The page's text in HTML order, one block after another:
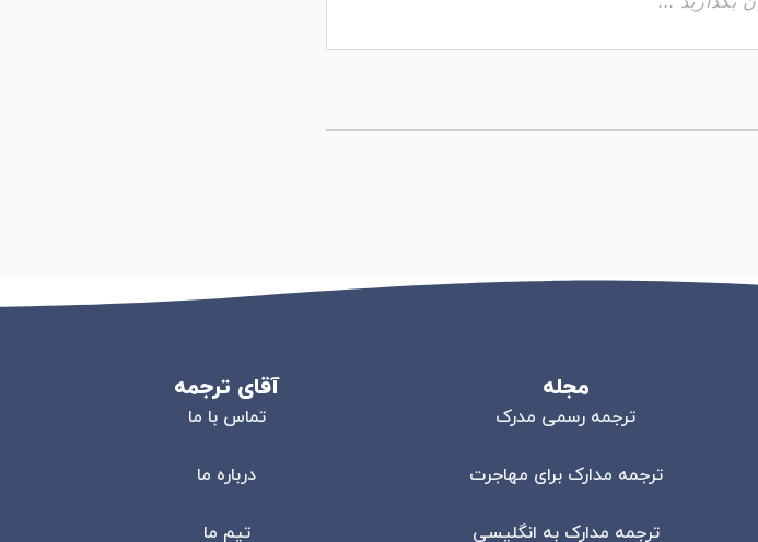
مجله
ترجمه رسمی مدرک
ترجمه مدارک برای مهاجرت
ترجمه مدارک به انگلیسی
آقای ترجمه
تماس با ما
درباره ما
تیم ما